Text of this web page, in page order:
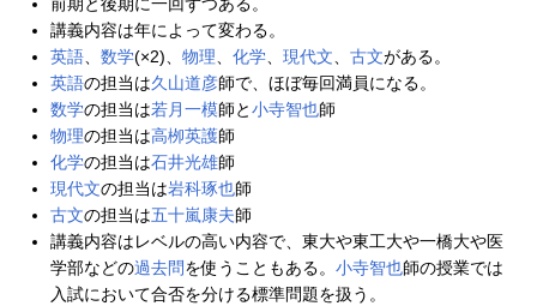
前期と後期に一回ずつある。
講義内容は年によって変わる。
英語、 数学(×2)、 物理、 化学、 現代文、 古文がある。
英語の担当は久山道彦師で、ほぼ毎回満員になる。
数学の担当は若月一模師と小寺智也師
物理の担当は高栁英護師
化学の担当は石井光雄師
現代文の担当は岩科琢也師
古文の担当は五十嵐康夫師
講義内容はレベルの高い内容で、東大や東工大や一橋大や医
学部などの過去問を使うこともある。 小寺智也師の授業では
入試において合否を分ける標準問題を扱う。